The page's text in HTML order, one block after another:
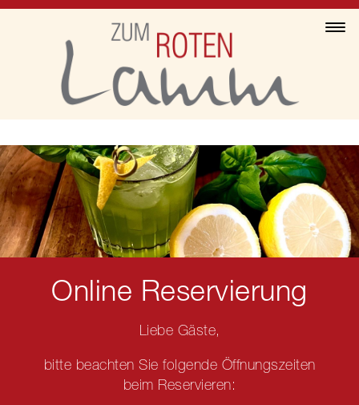
Online Reservierung
Liebe Gäste,
bitte beachten Sie folgende Öffnungszeiten
beim Reservieren: